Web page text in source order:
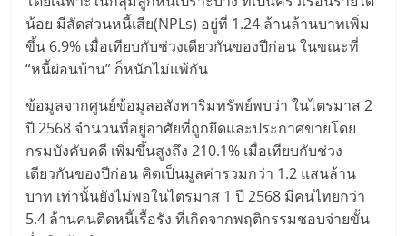
และ
ขยาย
สา
ขา
น้อย มีสัดส่วนหนี้เสีย(NPLs) อยู่ที่ 1.24 ล้านล้านบาทเพิ่ม
ขึ้น 6.9% เมื่อเทียบกับช่วงเดียวกันของปีก่อน ในขณะที่
“หนี้ผ่อนบ้าน” ก็หนักไม่แพ้กัน
ข้อมูลจากศูนย์ข้อมูลอสังหาริมทรัพย์พบว่า ในไตรมาส 2
ปี 2568 จำนวนที่อยู่อาศัยที่ถูกยึดและประกาศขายโดย
กรมบังคับคดี เพิ่มขึ้นสูงถึง 210.1% เมื่อเทียบกับช่วง
เดียวกันของปีก่อน คิดเป็นมูลค่ารวมกว่า 1.2 แสนล้าน
บาท เท่านั้นยังไม่พอในไตรมาส 1 ปี 2568 มีคนไทยกว่า
5.4 ล้านคนติดหนี้เรื้อรัง ที่เกิดจากพฤติกรรมชอบจ่ายขั้น